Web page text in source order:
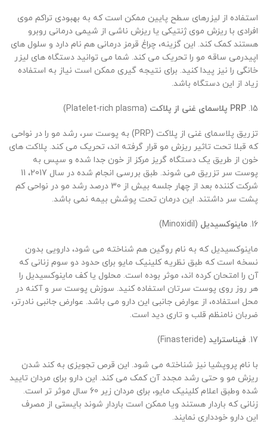
استفاده از لیزرهای سطح پایین ممکن است که به بهبودی تراکم موی
افرادی با ریزش موی ژنتیکی یا ریزش ناشی از شیمی درمانی روبرو
هستند کمک کند. این گزینه، چراغ قرمز درمانی هم نام دارد و سلول های
اپیدرمی ساقه مو را تحریک می کند. شما می توانید دستگاه های لیزر
خانگی را نیز پیدا کنید. برای نتیجه گیری ممکن است نیاز به استفاده
زیاد از این دستگاه باشد.
15. PRP پلاسمای غنی از پلاکت (Platelet-rich plasma)
تزریق پلاسمای غنی از پلاکت (PRP) به پوست سر، رشد مو را در نواحی
که قبلا تحت تاثیر ریزش مو قرار گرفته اند، تحریک می کند. پلاکت های
خون از طریق یک دستگاه گریز مرکز از خون جدا شده و سپس به
پوست سر تزریق می شوند. طبق بررسی انجام شده در سال 2017، 11
شرکت کننده بعد از چهار جلسه بیش از 30 درصد رشد مو در نواحی کم
پشت سر داشتند. این درمان تحت پوشش بیمه نمی باشد.
16. ماینوکسیدیل (Minoxidil)
ماینوکسیدیل که به نام روگین هم شناخته می شود، دارویی بدون
نسخه است که طبق نظریه کلینیک مایو برای حدود دو سوم زنانی که
آن را امتحان کرده اند، موثر بوده است. محلول یا کف ماینوکسیدیل را
هر روز روی پوست سرتان استفاده کنید. سوزش پوست سر و آکنه در
محل استفاده، از عوارض جانبی این دارو می باشد. عوارض جانبی نادرتر،
ضربان نامنظم قلب و تاری دید است.
17. فیناستراید (Finasteride)
با نام پروپشیا نیز شناخته می شود. این قرص تجویزی به کند شدن
ریزش مو و حتی رشد مجدد آن کمک می کند. این دارو برای مردان تایید
شده وطبق اعلام کلینیک مایو، برای مردان زیر 60 سال موثر تر است.
زنانی که باردار هستند ویا ممکن است باردار شوند بایستی از مصرف
این دارو خودداری نمایند.